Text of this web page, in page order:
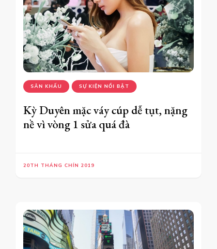
SÂN KHẤU SỰ KIỆN NỔI BẬT
Kỳ Duyên mặc váy cúp dễ tụt, nặng
nề vì vòng 1 sửa quá đà
20TH THÁNG CHÍN 2019